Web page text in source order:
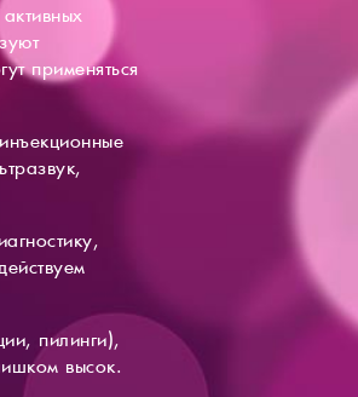
применяться
пилинги),
высок.